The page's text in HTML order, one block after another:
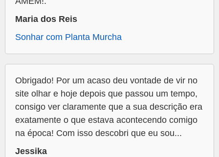
Maria dos Reis
Sonhar com Planta Murcha
Obrigado! Por um acaso deu vontade de vir no
site olhar e hoje depois que passou um tempo,
consigo ver claramente que a sua descrição era
exatamente o que estava acontecendo comigo
na época! Com isso descobri que eu sou...
Jessika